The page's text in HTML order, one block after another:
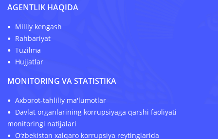
AGENTLIK HAQIDA
Milliy kengash
Rahbariyat
Tuzilma
Hujjatlar
MONITORING VA STATISTIKA
Axborot-tahliliy ma'lumotlar
Davlat organlarining korrupsiyaga qarshi faoliyati
monitoringi natijalari
O‘zbekiston xalqaro korrupsiya reytinglarida